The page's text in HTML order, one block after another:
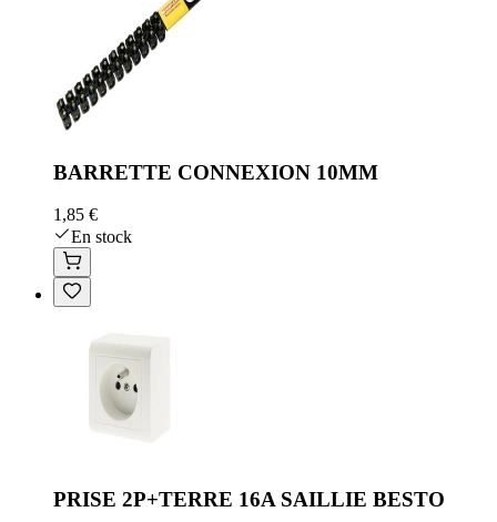
BARRETTE CONNEXION 10MM
1,85 €
En stock
PRISE 2P+TERRE 16A SAILLIE BESTO